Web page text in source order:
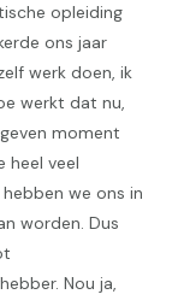
opleiding
ons jaar
werk doen, ik
werkt dat nu,
moment
heel veel
we ons in
worden. Dus
Nou ja,